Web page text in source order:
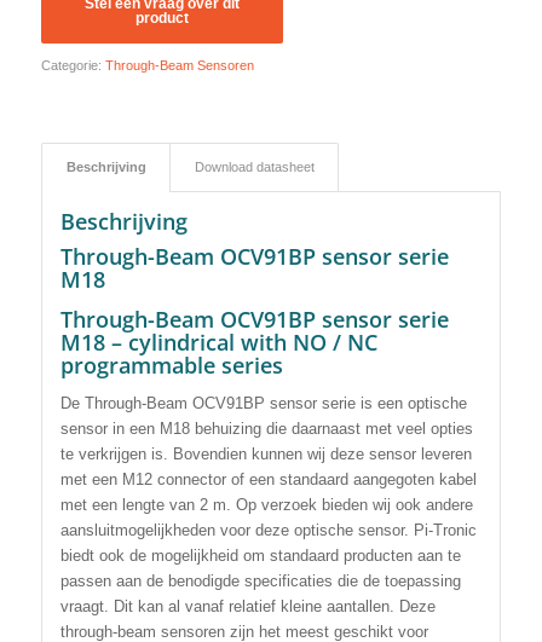
Categorie: Through-Beam Sensoren
Beschrijving Download datasheet
Beschrijving
Through-Beam OCV91BP sensor serie
M18
Through-Beam OCV91BP sensor serie
M18 – cylindrical with NO / NC
programmable series
De Through-Beam OCV91BP sensor serie is een optische
sensor in een M18 behuizing die daarnaast met veel opties
te verkrijgen is
Bovendien kunnen wij deze sensor leveren
met een M12 connector of een standaard aangegoten kabel
met een lengte van 2 m. Op verzoek bieden wij ook andere
aansluitmogelijkheden voor deze optische sensor. Pi-Tronic
biedt ook de mogelijkheid om standaard producten aan te
passen aan de benodigde specificaties die de toepassing
vraagt. Dit kan al vanaf relatief kleine aantallen. Deze
through-beam sensoren zijn het meest geschikt voor